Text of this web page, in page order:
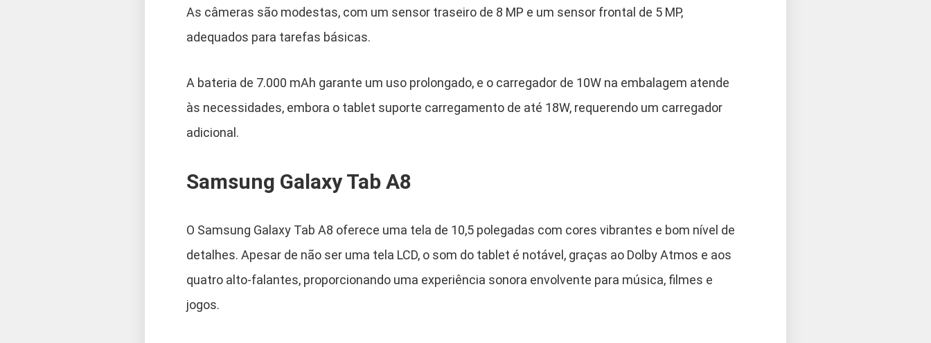
As câmeras são modestas, com um sensor traseiro de 8 MP e um sensor frontal de 5 MP,
adequados para tarefas básicas.
A bateria de 7.000 mAh garante um uso prolongado, e o carregador de 10W na embalagem atende
às necessidades, embora o tablet suporte carregamento de até 18W, requerendo um carregador
adicional.
Samsung Galaxy Tab A8
O Samsung Galaxy Tab A8 oferece uma tela de 10,5 polegadas com cores vibrantes e bom nível de
detalhes. Apesar de não ser uma tela LCD, o som do tablet é notável, graças ao Dolby Atmos e aos
quatro alto-falantes, proporcionando uma experiência sonora envolvente para música, filmes e
jogos.